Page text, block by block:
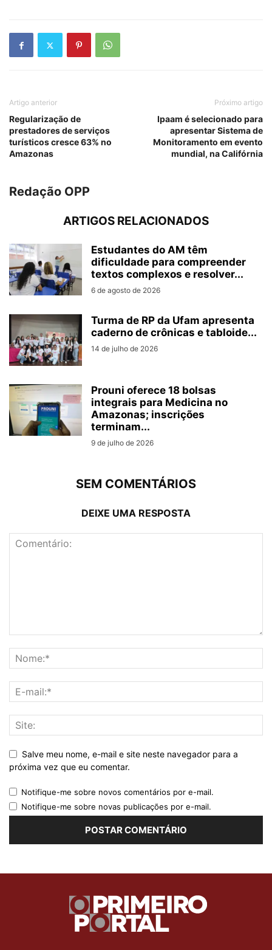
Artigo anterior
Regularização de
prestadores de serviços
turísticos cresce 63% no
Amazonas
Próximo artigo
Ipaam é selecionado para
apresentar Sistema de
Monitoramento em evento
mundial, na Califórnia
Redação OPP
ARTIGOS RELACIONADOS
Estudantes do AM têm
dificuldade para compreender
textos complexos e resolver...
6 de agosto de 2026
Turma de RP da Ufam apresenta
caderno de crônicas e tabloide...
14 de julho de 2026
Prouni oferece 18 bolsas
integrais para Medicina no
Amazonas; inscrições
terminam...
9 de julho de 2026
SEM COMENTÁRIOS
DEIXE UMA RESPOSTA
Salve meu nome, e-mail e site neste navegador para a
próxima vez que eu comentar.
Notifique-me sobre novos comentários por e-mail.
Notifique-me sobre novas publicações por e-mail.